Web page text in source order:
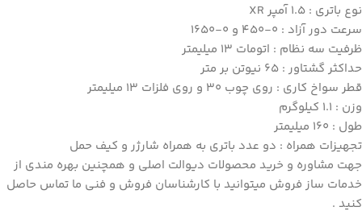
نوع باتری : 1.5 آمپر XR
سرعت دور آزاد : 0-450 و 0-1650
ظرفیت سه نظام : اتومات 13 میلیمتر
حداکثر گشتاور : 65 نیوتن بر متر
قطر سواخ کاری : روی چوب 30 و روی فلزات 13 میلیمتر
وزن : 1.1 کیلوگرم
طول : 160 میلیمتر
تجهیزات همراه : دو عدد باتری به همراه شارژر و کیف حمل
جهت مشاوره و خرید محصولات دیوالت اصلی و همچنین بهره مندی از
خدمات ساز فروش میتوانید با کارشناسان فروش و فنی ما تماس حاصل
کنید .